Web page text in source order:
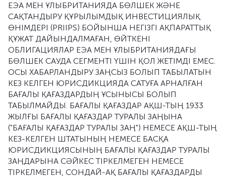
ЕЭА МЕН ҰЛЫБРИТАНИЯДА БӨЛШЕК ЖӘНЕ
САҚТАНДЫРУ ҚҰРЫЛЫМДЫҚ ИНВЕСТИЦИЯЛЫҚ
ӨНІМДЕРІ (PRIIPS) БОЙЫНША НЕГІЗГІ АҚПАРАТТЫҚ
ҚҰЖАТ ДАЙЫНДАЛМАҒАН, ӨЙТКЕНІ
ОБЛИГАЦИЯЛАР ЕЭА МЕН ҰЛЫБРИТАНИЯДАҒЫ
БӨЛШЕК САУДА СЕГМЕНТІ ҮШІН ҚОЛ ЖЕТІМДІ ЕМЕС.
ОСЫ ХАБАРЛАНДЫРУ ЗАҢСЫЗ БОЛЫП ТАБЫЛАТЫН
КЕЗ КЕЛГЕН ЮРИСДИКЦИЯДА САТУҒА АРНАЛҒАН
БАҒАЛЫ ҚАҒАЗДАРДЫҢ ҰСЫНЫСЫ БОЛЫП
ТАБЫЛМАЙДЫ. БАҒАЛЫ ҚАҒАЗДАР АҚШ-ТЫҢ 1933
ЖЫЛҒЫ БАҒАЛЫ ҚАҒАЗДАР ТУРАЛЫ ЗАҢЫНА
("БАҒАЛЫ ҚАҒАЗДАР ТУРАЛЫ ЗАҢ") НЕМЕСЕ АҚШ-ТЫҢ
КЕЗ-КЕЛГЕН ШТАТЫНЫҢ НЕМЕСЕ БАСҚА
ЮРИСДИКЦИЯСЫНЫҢ БАҒАЛЫ ҚАҒАЗДАР ТУРАЛЫ
ЗАҢДАРЫНА СӘЙКЕС ТІРКЕЛМЕГЕН НЕМЕСЕ
ТІРКЕЛМЕГЕН, СОНДАЙ-АҚ БАҒАЛЫ ҚАҒАЗДАРДЫ